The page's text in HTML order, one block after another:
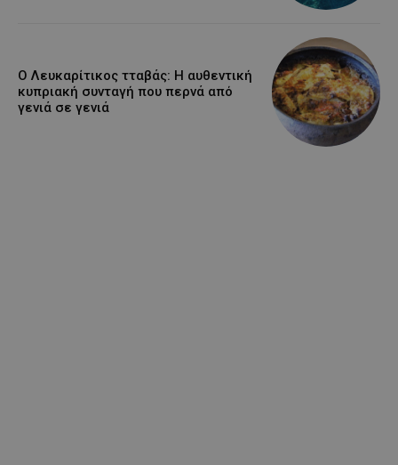
Ο Λευκαρίτικος τταβάς: Η αυθεντική
κυπριακή συνταγή που περνά από
γενιά σε γενιά